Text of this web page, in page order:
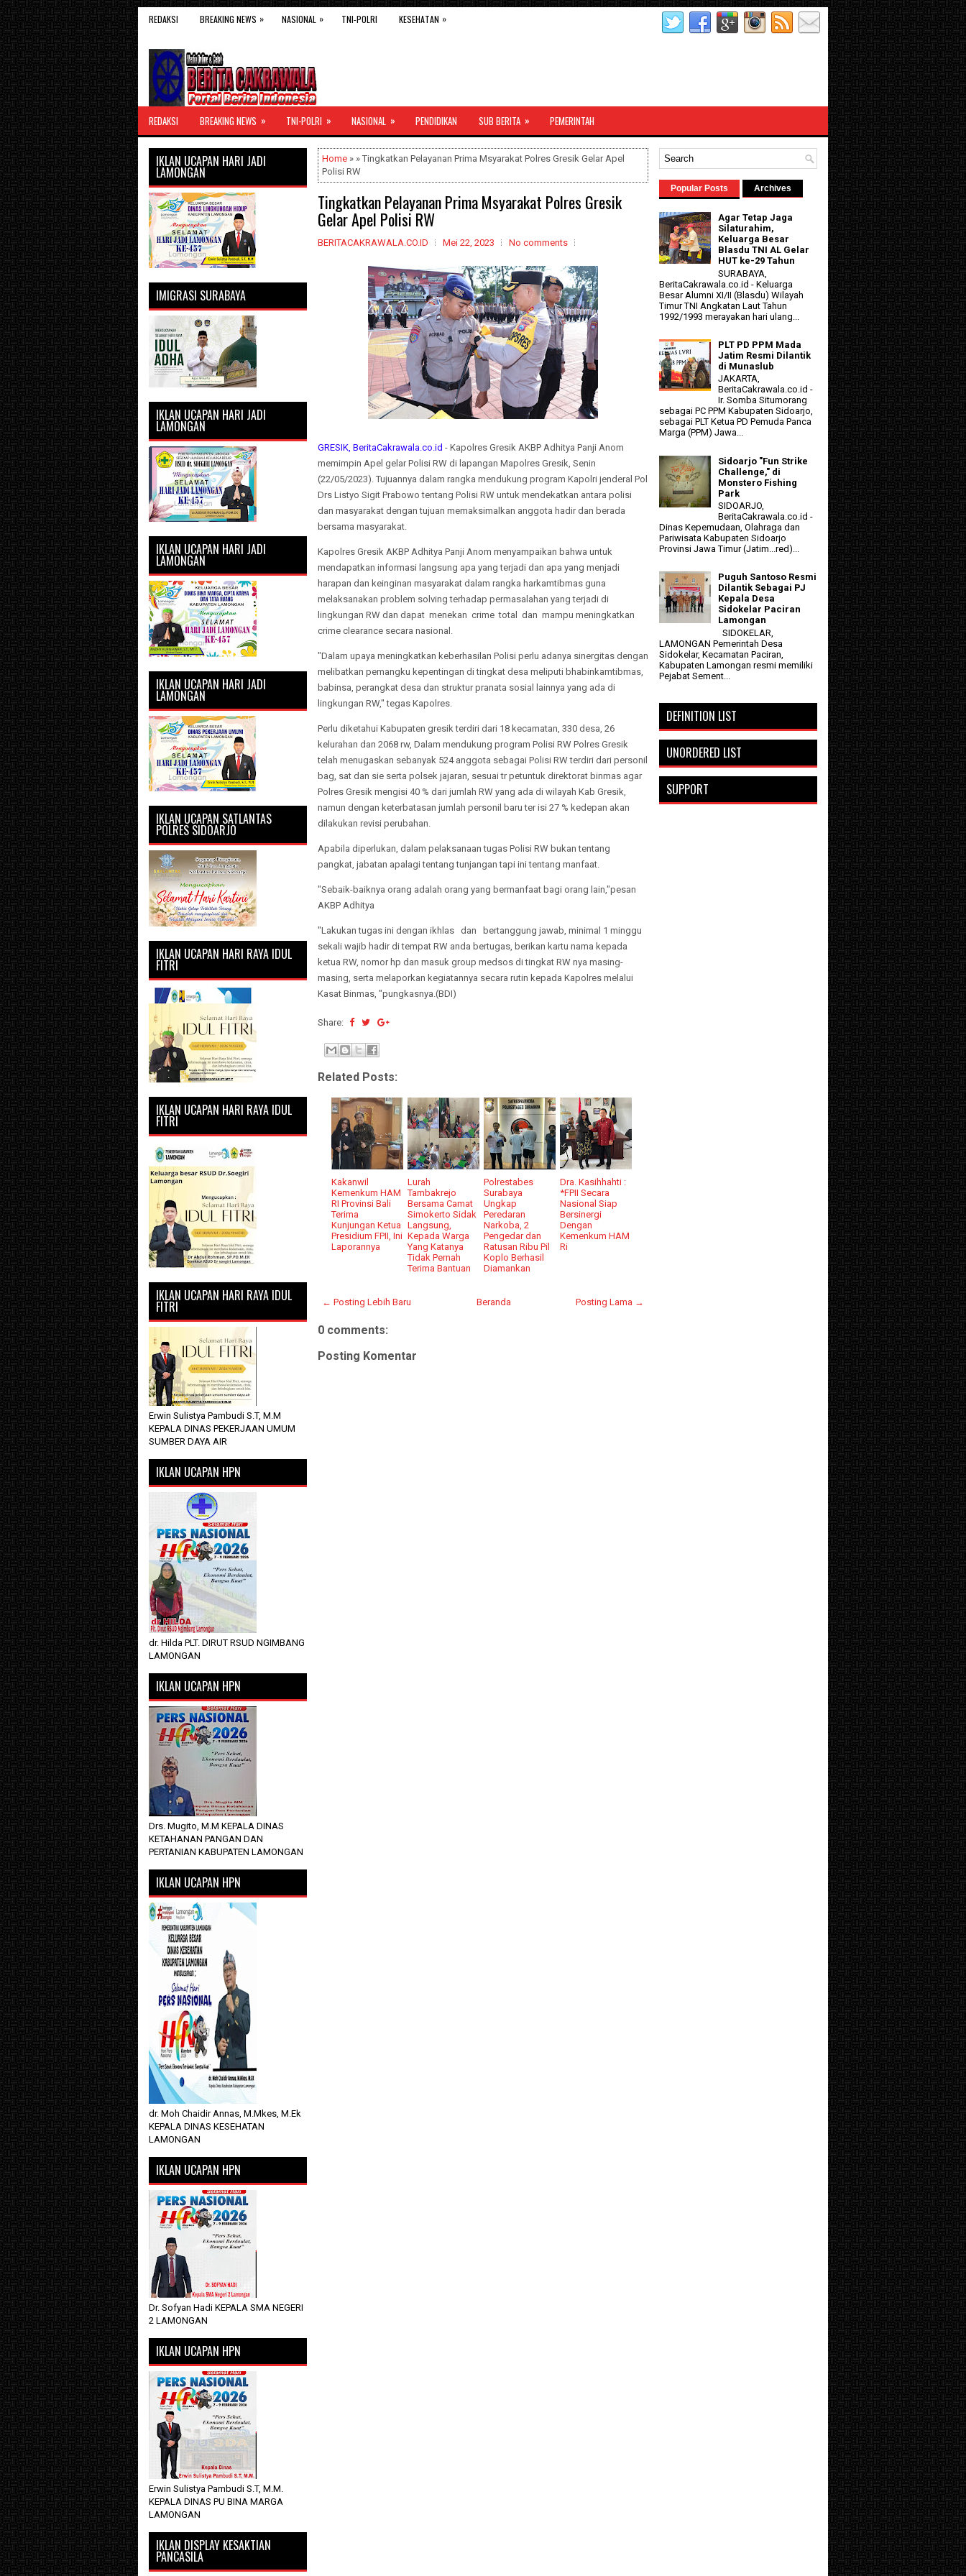
REDAKSI BREAKING NEWS » NASIONAL » TNI-POLRI KESEHATAN »
REDAKSI BREAKING NEWS » TNI-POLRI » NASIONAL » PENDIDIKAN SUB BERITA » PEMERINTAH
Home » » Tingkatkan Pelayanan Prima Msyarakat Polres Gresik Gelar Apel
Polisi RW
Tingkatkan Pelayanan Prima Msyarakat Polres Gresik
Gelar Apel Polisi RW
BERITACAKRAWALA.CO.ID Mei 22, 2023 No comments
GRESIK, BeritaCakrawala.co.id - Kapolres Gresik AKBP Adhitya Panji Anom
memimpin Apel gelar Polisi RW di lapangan Mapolres Gresik, Senin
(22/05/2023). Tujuannya dalam rangka mendukung program Kapolri jenderal Pol
Drs Listyo Sigit Prabowo tentang Polisi RW untuk mendekatkan antara polisi
dan masyarakat dengan tujuan memaksimalkan anggota hadir dan berada
bersama masyarakat.
Kapolres Gresik AKBP Adhitya Panji Anom menyampaikan bahwa untuk
mendapatkan informasi langsung apa yang terjadi dan apa yang menjadi
harapan dan keinginan masyarakat dalam rangka harkamtibmas guna
melaksanakan problem solving terhadap permasalahan yang terjadi di
lingkungan RW dan dapat menekan crime total dan mampu meningkatkan
crime clearance secara nasional.
"Dalam upaya meningkatkan keberhasilan Polisi perlu adanya sinergitas dengan
melibatkan pemangku kepentingan di tingkat desa meliputi bhabinkamtibmas,
babinsa, perangkat desa dan struktur pranata sosial lainnya yang ada di
lingkungan RW," tegas Kapolres.
Perlu diketahui Kabupaten gresik terdiri dari 18 kecamatan, 330 desa, 26
kelurahan dan 2068 rw, Dalam mendukung program Polisi RW Polres Gresik
telah menugaskan sebanyak 524 anggota sebagai Polisi RW terdiri dari personil
bag, sat dan sie serta polsek jajaran, sesuai tr petuntuk direktorat binmas agar
Polres Gresik mengisi 40 % dari jumlah RW yang ada di wilayah Kab Gresik,
namun dengan keterbatasan jumlah personil baru ter isi 27 % kedepan akan
dilakukan revisi perubahan.
Apabila diperlukan, dalam pelaksanaan tugas Polisi RW bukan tentang
pangkat, jabatan apalagi tentang tunjangan tapi ini tentang manfaat.
"Sebaik-baiknya orang adalah orang yang bermanfaat bagi orang lain,"pesan
AKBP Adhitya
"Lakukan tugas ini dengan ikhlas dan bertanggung jawab, minimal 1 minggu
sekali wajib hadir di tempat RW anda bertugas, berikan kartu nama kepada
ketua RW, nomor hp dan masuk group medsos di tingkat RW nya masing-
masing, serta melaporkan kegiatannya secara rutin kepada Kapolres melalui
Kasat Binmas, "pungkasnya.(BDI)
Share:
Related Posts:
Kakanwil
Kemenkum HAM
RI Provinsi Bali
Terima
Kunjungan Ketua
Presidium FPII, Ini
Laporannya
Lurah
Tambakrejo
Bersama Camat
Simokerto Sidak
Langsung,
Kepada Warga
Yang Katanya
Tidak Pernah
Terima Bantuan
Polrestabes
Surabaya
Ungkap
Peredaran
Narkoba, 2
Pengedar dan
Ratusan Ribu Pil
Koplo Berhasil
Diamankan
Dra. Kasihhahti :
*FPII Secara
Nasional Siap
Bersinergi
Dengan
Kemenkum HAM
Ri
← Posting Lebih Baru Posting Lama →
Beranda
0 comments:
Posting Komentar
IKLAN UCAPAN HARI JADI
LAMONGAN
IMIGRASI SURABAYA
IKLAN UCAPAN HARI JADI
LAMONGAN
IKLAN UCAPAN HARI JADI
LAMONGAN
IKLAN UCAPAN HARI JADI
LAMONGAN
IKLAN UCAPAN SATLANTAS
POLRES SIDOARJO
IKLAN UCAPAN HARI RAYA IDUL
FITRI
IKLAN UCAPAN HARI RAYA IDUL
FITRI
IKLAN UCAPAN HARI RAYA IDUL
FITRI
Erwin Sulistya Pambudi S.T, M.M
KEPALA DINAS PEKERJAAN UMUM
SUMBER DAYA AIR
IKLAN UCAPAN HPN
dr. Hilda PLT. DIRUT RSUD NGIMBANG
LAMONGAN
IKLAN UCAPAN HPN
Drs. Mugito, M.M KEPALA DINAS
KETAHANAN PANGAN DAN
PERTANIAN KABUPATEN LAMONGAN
IKLAN UCAPAN HPN
dr. Moh Chaidir Annas, M.Mkes, M.Ek
KEPALA DINAS KESEHATAN
LAMONGAN
IKLAN UCAPAN HPN
Dr. Sofyan Hadi KEPALA SMA NEGERI
2 LAMONGAN
IKLAN UCAPAN HPN
Erwin Sulistya Pambudi S.T, M.M.
KEPALA DINAS PU BINA MARGA
LAMONGAN
IKLAN DISPLAY KESAKTIAN
PANCASILA
Popular Posts Archives
Agar Tetap Jaga
Silaturahim,
Keluarga Besar
Blasdu TNI AL Gelar
HUT ke-29 Tahun
SURABAYA,
BeritaCakrawala.co.id - Keluarga
Besar Alumni XI/II (Blasdu) Wilayah
Timur TNI Angkatan Laut Tahun
1992/1993 merayakan hari ulang...
PLT PD PPM Mada
Jatim Resmi Dilantik
di Munaslub
JAKARTA,
BeritaCakrawala.co.id -
Ir. Somba Situmorang
sebagai PC PPM Kabupaten Sidoarjo,
sebagai PLT Ketua PD Pemuda Panca
Marga (PPM) Jawa...
Sidoarjo "Fun Strike
Challenge," di
Monstero Fishing
Park
SIDOARJO,
BeritaCakrawala.co.id -
Dinas Kepemudaan, Olahraga dan
Pariwisata Kabupaten Sidoarjo
Provinsi Jawa Timur (Jatim...red)...
Puguh Santoso Resmi
Dilantik Sebagai PJ
Kepala Desa
Sidokelar Paciran
Lamongan
SIDOKELAR,
LAMONGAN Pemerintah Desa
Sidokelar, Kecamatan Paciran,
Kabupaten Lamongan resmi memiliki
Pejabat Sement...
DEFINITION LIST
UNORDERED LIST
SUPPORT